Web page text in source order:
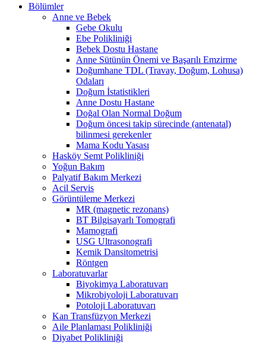
Bölümler
Anne ve Bebek
Gebe Okulu
Ebe Polikliniği
Bebek Dostu Hastane
Anne Sütünün Önemi ve Başarılı Emzirme
Doğumhane TDL (Travay, Doğum, Lohusa)
Odaları
Doğum İstatistikleri
Anne Dostu Hastane
Doğal Olan Normal Doğum
Doğum öncesi takip sürecinde (antenatal)
bilinmesi gerekenler
Mama Kodu Yasası
Hasköy Semt Polikliniği
Yoğun Bakım
Palyatif Bakım Merkezi
Acil Servis
Görüntüleme Merkezi
MR (magnetic rezonans)
BT Bilgisayarlı Tomografi
Mamografi
USG Ultrasonografi
Kemik Dansitometrisi
Röntgen
Laboratuvarlar
Biyokimya Laboratuvarı
Mikrobiyoloji Laboratuvarı
Potoloji Laboratuvarı
Kan Transfüzyon Merkezi
Aile Planlaması Polikliniği
Diyabet Polikliniği